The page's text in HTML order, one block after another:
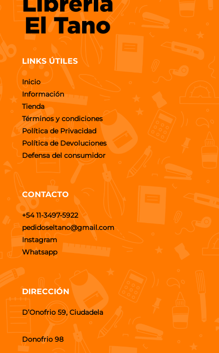
LINKS ÚTILES
Inicio
Información
Tienda
Términos y condiciones
Política de Privacidad
Política de Devoluciones
Defensa del consumidor
CONTACTO
+54 11-3497-5922
pedidoseltano@gmail.com
Instagram
Whatsapp
DIRECCIÓN
D’Onofrio 59, Ciudadela
Donofrio 98